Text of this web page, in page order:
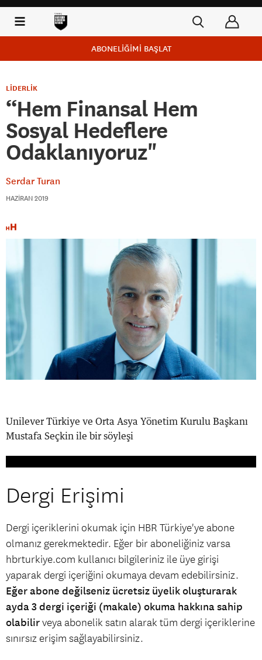
ABONELİĞİMİ BAŞLAT
LİDERLİK
“Hem Finansal Hem
Sosyal Hedeflere
Odaklanıyoruz"
Serdar Turan
HAZIRAN 2019
Unilever Türkiye ve Orta Asya Yönetim Kurulu Başkanı
Mustafa Seçkin ile bir söyleşi
Dergi Erişimi
Dergi içeriklerini okumak için HBR Türkiye'ye abone
olmanız gerekmektedir. Eğer bir aboneliğiniz varsa
hbrturkiye.com kullanıcı bilgileriniz ile üye girişi
yaparak dergi içeriğini okumaya devam edebilirsiniz.
Eğer abone değilseniz ücretsiz üyelik oluşturarak
ayda 3 dergi içeriği (makale) okuma hakkına sahip
olabilirveya abonelik satın alarak tüm dergi içeriklerine
sınırsız erişim sağlayabilirsiniz.